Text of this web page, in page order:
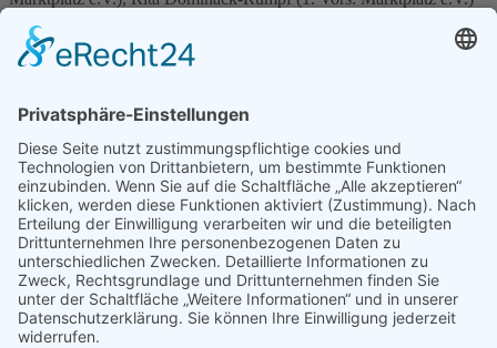
Ortsbürgermeister Thomas Schmidt auf der rechten Seite (Foto: Jörg
Rumpf)
Am Bach 5
56593 Horhausen (Westerwald)
Telefon: 0 26 87 / 92 68 30
E-Mail:ortsgemeinde(at)horhausen.de
Infos